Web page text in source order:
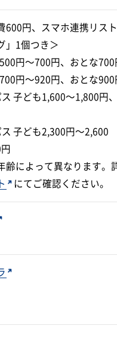
600円、スマホ連携リス
」1個つき＞
円～700円、おとな
円～920円、おとな
子ども1,600～1,800円
子ども2,300円～2,600
齢によって異なります。
にてご確認ください。